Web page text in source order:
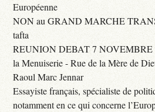
Européenne
NON au GRAND MARCHE
tafta
REUNION DEBAT 7 NOVEMBRE
la Menuiserie - Rue de la Mère de
Raoul Marc Jennar
Essayiste français, spécialiste de
notamment en ce qui concerne